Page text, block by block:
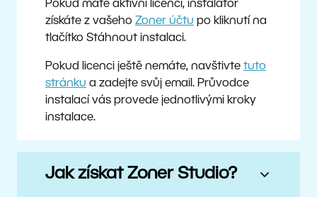
Pokud máte aktivní licenci, instalátor
získáte z vašeho Zoner účtu po kliknutí na
tlačítko Stáhnout instalaci.
Pokud licenci ještě nemáte, navštivte tuto
stránku a zadejte svůj email. Průvodce
instalací vás provede jednotlivými kroky
instalace.
Jak získat Zoner Studio?